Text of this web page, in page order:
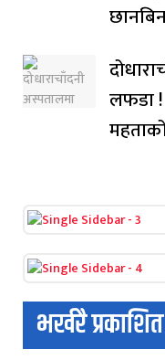
लफडा
भर्खरै प्रकाशित